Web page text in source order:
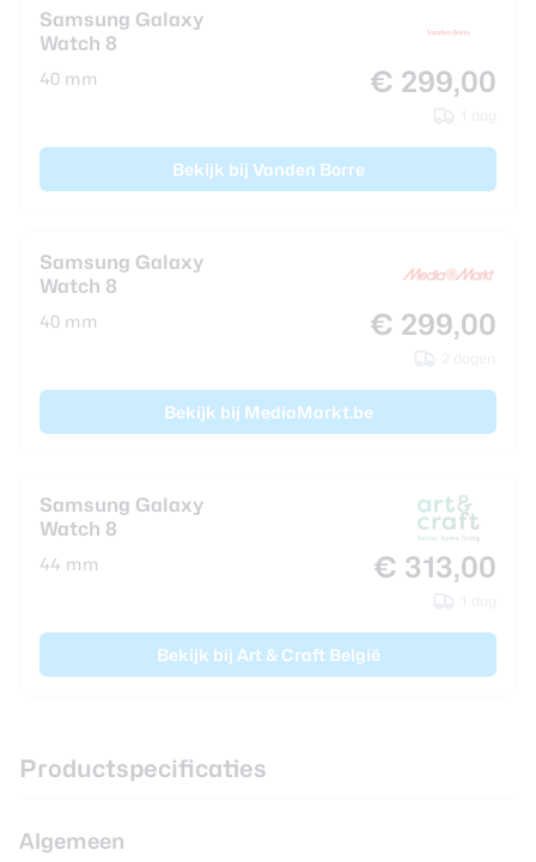
Samsung Galaxy
Watch 8
40 mm € 299,00
Bekijk bij Vanden Borre
Samsung Galaxy
Watch 8
40 mm € 299,00
Bekijk bij MediaMarkt.be
Samsung Galaxy
Watch 8
44 mm € 313,00
Bekijk bij Art & Craft België
Productspecificaties
Algemeen